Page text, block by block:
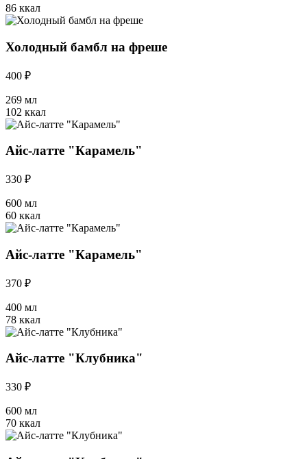
86 ккал
Холодный бамбл на фреше
400 ₽
269 мл
102 ккал
Айс-латте "Карамель"
330 ₽
600 мл
60 ккал
Айс-латте "Карамель"
370 ₽
400 мл
78 ккал
Айс-латте "Клубника"
330 ₽
600 мл
70 ккал